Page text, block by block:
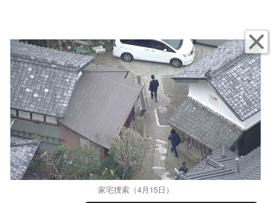
家宅捜索（4月15日）